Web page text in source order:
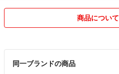
送料込を希望する場合は同時に住所
購入後のご質問・ご要望等には対応
商品につい
同一ブランドの商品